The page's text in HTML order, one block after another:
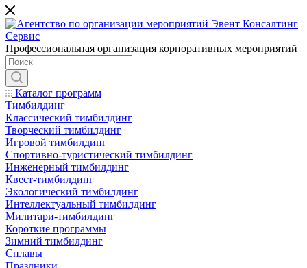
Профессиональная организация корпоративных мероприятий
Каталог программ
Тимбилдинг
Классический тимбилдинг
Творческий тимбилдинг
Игровой тимбилдинг
Спортивно-туристический тимбилдинг
Инженерный тимбилдинг
Квест-тимбилдинг
Экологический тимбилдинг
Интеллектуальный тимбилдинг
Милитари-тимбилдинг
Короткие программы
Зимний тимбилдинг
Сплавы
Праздники